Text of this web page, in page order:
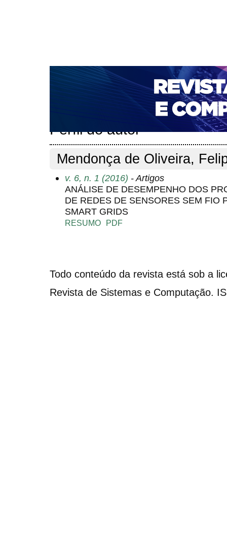
CAPA SOBRE ACESSO CADASTRO
NOTÍCIAS
PORTAL DE REVISTAS DA UNIFACS
PARA AVALIADORES
NOVA SUBMISSÃO
Perfil do autor
Mendonça de Oliveira,
v. 6, n. 1 (2016) - Artigos
ANÁLISE DE DESEMPENHO DOS
DE REDES DE SENSORES SEM FIO
SMART GRIDS
RESUMO PDF
Todo conteúdo da revista está sob a
Revista de Sistemas e Computação.